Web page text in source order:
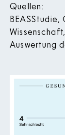
Quellen:
BEAS­Studie,
Auswertung